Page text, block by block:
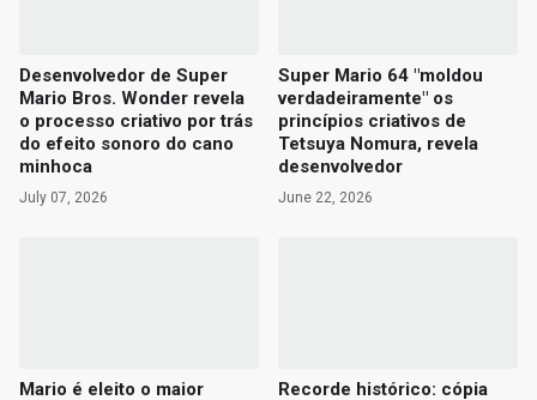
Desenvolvedor de Super
Mario Bros. Wonder revela
o processo criativo por trás
do efeito sonoro do cano
minhoca
July 07, 2026
Super Mario 64 "moldou
verdadeiramente" os
princípios criativos de
Tetsuya Nomura, revela
desenvolvedor
June 22, 2026
Mario é eleito o maior Recorde histórico: cópia